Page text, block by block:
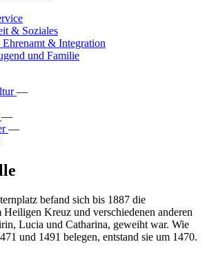
& Soziales
Ehrenamt & Integration
und Familie
—
—
—
befand sich bis 1887 die
Kreuz und verschiedenen anderen
Lucia und Catharina, geweiht war. Wie
und 1491 belegen, entstand sie um 1470.